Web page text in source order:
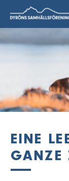
EINE
GANZE